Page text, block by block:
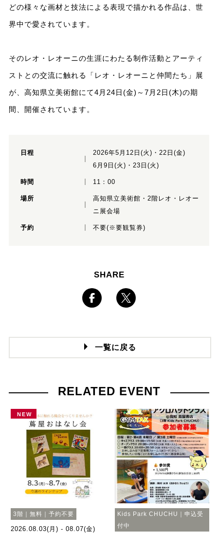
どの様々な画材と技法による表現で描かれる作品は、世
界中で愛されています。
そのレオ・レオーニの生涯にわたる制作活動とアーティ
ストとの交流に触れる「レオ・レオーニと仲間たち」展
が、高知県立美術館にて4月24日(金)～7月2日(木)の期
間、開催されています。
日程
2026年5月12日(火)・22日(金)
6月9日(火)・23日(火)
時間 11：00
場所
高知県立美術館・2階レオ・レオー
ニ展会場
予約 不要(※要観覧券)
SHARE
一覧に戻る
RELATED EVENT
NEW
3階｜無料｜予約不要
2026.08.03(月) - 08.07(金)
Kids Park CHUCHU｜申込受
付中